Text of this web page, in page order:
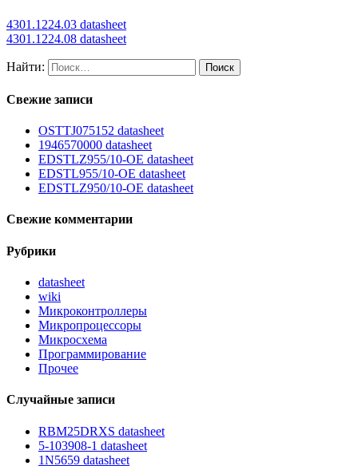
4301.1224.03 datasheet
4301.1224.08 datasheet
Найти:
Свежие записи
OSTTJ075152 datasheet
1946570000 datasheet
EDSTLZ955/10-OE datasheet
EDSTL955/10-OE datasheet
EDSTLZ950/10-OE datasheet
Свежие комментарии
Рубрики
datasheet
wiki
Микроконтроллеры
Микропроцессоры
Микросхема
Программирование
Прочее
Случайные записи
RBM25DRXS datasheet
5-103908-1 datasheet
1N5659 datasheet